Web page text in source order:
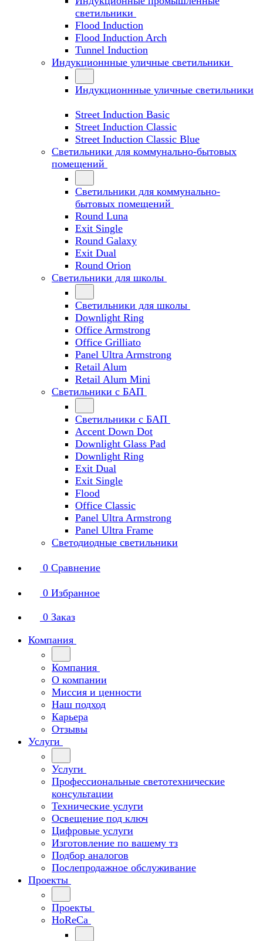
светильники
Flood Induction
Flood Induction Arch
Tunnel Induction
Индукционнные уличные светильники
Индукционнные уличные светильники
Street Induction Basic
Street Induction Classic
Street Induction Classic Blue
Светильники для коммунально-бытовых
помещений
Светильники для коммунально-
бытовых помещений
Round Luna
Exit Single
Round Galaxy
Exit Dual
Round Orion
Светильники для школы
Светильники для школы
Downlight Ring
Office Armstrong
Office Grilliato
Panel Ultra Armstrong
Retail Alum
Retail Alum Mini
Светильники с БАП
Светильники с БАП
Accent Down Dot
Downlight Glass Pad
Downlight Ring
Exit Dual
Exit Single
Flood
Office Classic
Panel Ultra Armstrong
Panel Ultra Frame
Светодиодные светильники
0 Сравнение
0 Избранное
0 Заказ
Компания
Компания
О компании
Миссия и ценности
Наш подход
Карьера
Отзывы
Услуги
Услуги
Профессиональные светотехнические
консультации
Технические услуги
Освещение под ключ
Цифровые услуги
Изготовление по вашему тз
Подбор аналогов
Послепродажное обслуживание
Проекты
Проекты
HoReCa